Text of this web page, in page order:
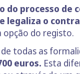
do processo de
legaliza o
do registo.
todas as
euros. Esta